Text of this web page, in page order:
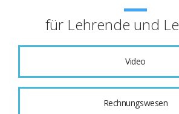
für Lehrende und
Video
Rechnungswesen